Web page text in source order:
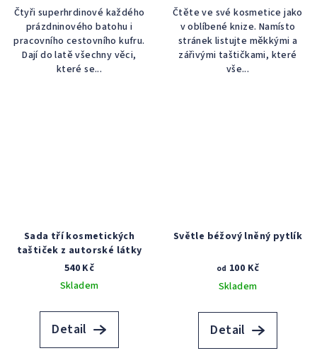
Čtyři superhrdinové každého
prázdninového batohu i
pracovního cestovního kufru.
Dají do latě všechny věci,
které se...
Čtěte ve své kosmetice jako
v oblíbené knize. Namísto
stránek listujte měkkými a
zářivými taštičkami, které
vše...
Sada tří kosmetických
taštiček z autorské látky
540 Kč
Skladem
Detail
Světle béžový lněný pytlík
od 100 Kč
Skladem
Detail